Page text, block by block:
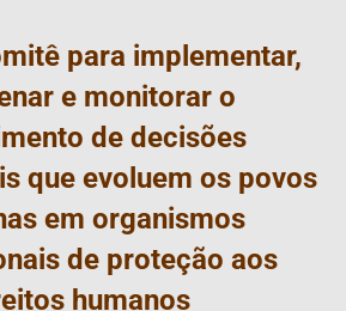
para implementar,
e monitorar o
de decisões
que evoluem os povos
em organismos
de proteção aos
humanos